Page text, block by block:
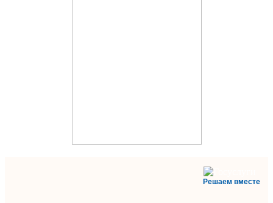
Решаем вместе